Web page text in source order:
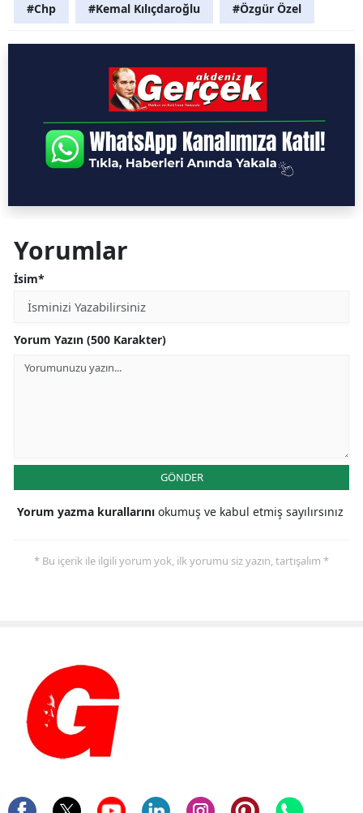
#Chp #Kemal Kılıçdaroğlu #Özgür Özel
Yorumlar
İsim*
Yorum Yazın (500 Karakter)
GÖNDER
Yorum yazma kurallarını okumuş ve kabul etmiş sayılırsınız
* Bu içerik ile ilgili yorum yok, ilk yorumu siz yazın, tartışalım *